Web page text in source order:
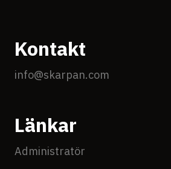
Kontakt
info@skarpan.com
Länkar
Administratör